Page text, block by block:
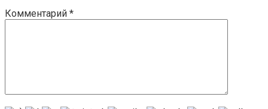
Комментарий *